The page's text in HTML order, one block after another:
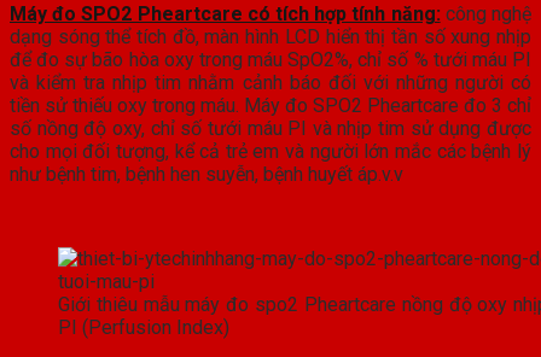
Máy đo SPO2 Pheartcare có tích hợp tính năng: công nghệ
dạng sóng thể tích đồ, màn hình LCD hiển thị tần số xung nhịp
để đo sự bão hòa oxy trong máu SpO2%, chỉ số % tưới máu PI
và kiểm tra nhịp tim nhằm cảnh báo đối với những người có
tiền sử thiếu oxy trong máu. Máy đo SPO2 Pheartcare đo 3 chỉ
số nồng độ oxy, chỉ số tưới máu PI và nhịp tim sử dụng được
cho mọi đối tượng, kể cả trẻ em và người lớn mắc các bệnh lý
như bệnh tim, bệnh hen suyễn, bệnh huyết áp.v.v
Giới thiêu mẫu máy đo spo2 Pheartcare nồng độ oxy
PI (Perfusion Index)